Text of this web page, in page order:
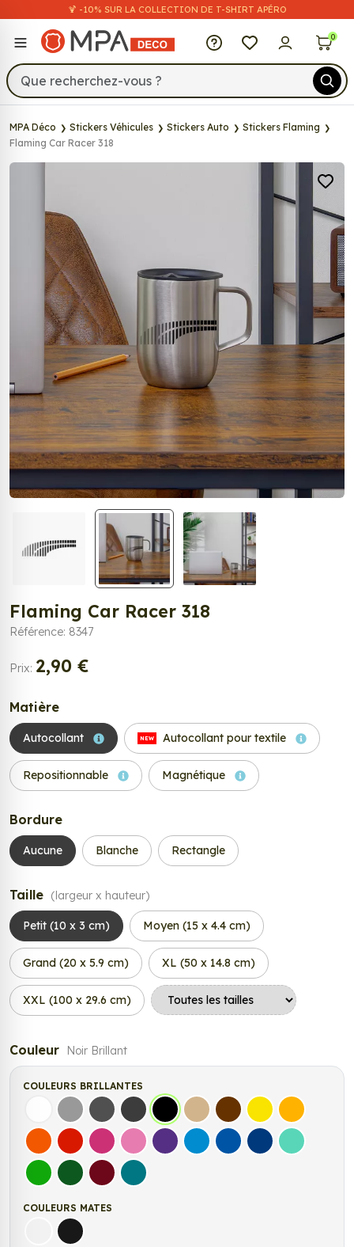
🍹 -10% SUR LA COLLECTION DE T-SHIRT APÉRO
MPA Déco 0
MPA Déco Stickers Véhicules Stickers Auto
Stickers Flaming
Flaming Car Racer 318
Flaming Car Racer 318
Référence: 8347
Prix: 2,90 €
Matière
Autocollant NEW Autocollant pour textile
Repositionnable Magnétique
Bordure
Aucune Blanche Rectangle
Taille (largeur x hauteur)
Petit (10 x 3 cm) Moyen (15 x 4.4 cm)
Grand (20 x 5.9 cm) XL (50 x 14.8 cm)
XXL (100 x 29.6 cm)
Couleur Noir Brillant
COULEURS BRILLANTES
Blanc Gris Gris FoncéGris Anthracite
Noir Beige Marron Jaune ClairJaune
OrangeRouge FuchsiaRose Violet Bleu clairBleu MoyenBleu FoncéBleu Vert
Vert clairVert FoncéBordeauxTurquoise
COULEURS MATES
Blanc matNoir mat